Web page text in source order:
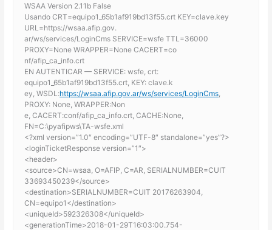
WSAA Version 2.11b False
Usando CRT=equipo1_65b1af919bd13f55.crt KEY=clave.key
URL=https://wsaa.afip.gov.
ar/ws/services/LoginCms SERVICE=wsfe TTL=36000
PROXY=None WRAPPER=None CACERT=co
nf/afip_ca_info.crt
EN AUTENTICAR — SERVICE: wsfe, crt:
equipo1_65b1af919bd13f55.crt, KEY: clave.k
ey, WSDL:https://wsaa.afip.gov.ar/ws/services/LoginCms
PROXY: None, WRAPPER:Non
e, CACERT:conf/afip_ca_info.crt, CACHE:None,
FN=C:\pyafipws\TA-wsfe.xml
<?xml version=”1.0″ encoding=”UTF-8″ standalone=”yes”?>
<loginTicketResponse version=”1″>
<header>
<source>CN=wsaa, O=AFIP, C=AR, SERIALNUMBER=CUIT
33693450239</source>
<destination>SERIALNUMBER=CUIT 20176263904,
CN=equipo1</destination>
<uniqueId>592326308</uniqueId>
<generationTime>2018-01-29T16:03:00.754-